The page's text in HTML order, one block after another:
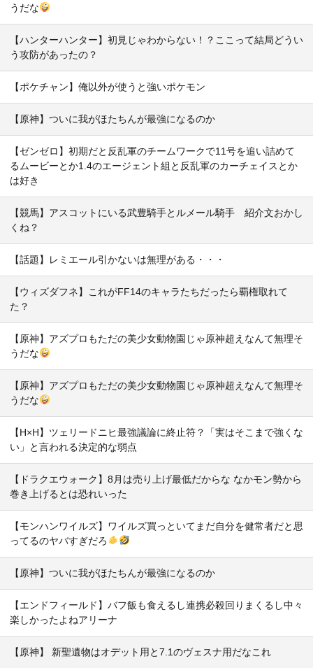
うだな
【ハンターハンター】初見じゃわからない！？ここって結局どうい
う攻防があったの？
【ポケチャン】俺以外が使うと強いポケモン
【原神】ついに我がほたちんが最強になるのか
【ゼンゼロ】初期だと反乱軍のチームワークで11号を追い詰めて
るムービーとか1.4のエージェント組と反乱軍のカーチェイスとか
は好き
【競馬】アスコットにいる武豊騎手とルメール騎手 紹介文おかし
くね？
【話題】レミエール引かないは無理がある・・・
【ウィズダフネ】これがFF14のキャラたちだったら覇権取れて
た？
【原神】アズプロもただの美少女動物園じゃ原神超えなんて無理そ
うだな
【原神】アズプロもただの美少女動物園じゃ原神超えなんて無理そ
うだな
【H×H】ツェリードニヒ最強議論に終止符？「実はそこまで強くな
い」と言われる決定的な弱点
【ドラクエウォーク】8月は売り上げ最低だからな なかモン勢から
巻き上げるとは恐れいった
【モンハンワイルズ】ワイルズ買っといてまだ自分を健常者だと思
ってるのヤバすぎだろ
【原神】ついに我がほたちんが最強になるのか
【エンドフィールド】バフ飯も食えるし連携必殺回りまくるし中々
楽しかったよねアリーナ
【原神】 新聖遺物はオデット用と7.1のヴェスナ用だなこれ